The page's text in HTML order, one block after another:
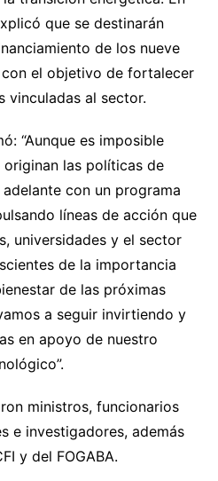
que se destinarán
de los nueve
el objetivo de fortalecer
vinculadas al sector.
“Aunque es imposible
las políticas de
con un programa
líneas de acción que
universidades y el sector
de la importancia
de las próximas
a seguir invirtiendo y
en apoyo de nuestro
ministros, funcionarios
e investigadores, además
y del FOGABA.